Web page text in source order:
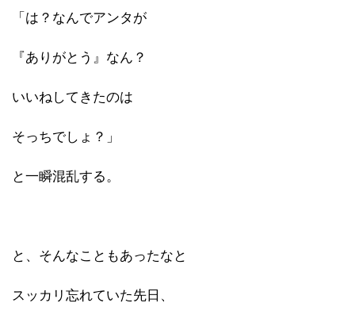
「は？なんでアンタが
『ありがとう』なん？
いいねしてきたのは
そっちでしょ？」
と一瞬混乱する。
と、そんなこともあったなと
スッカリ忘れていた先日、